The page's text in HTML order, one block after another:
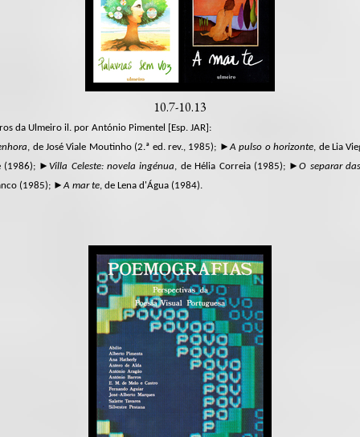
10.7-10.13
da Ulmeiro il. por António Pimentel [Esp. JAR]:
, de José Viale Moutinho (2.ª ed. rev., 1985); ►A pulso o horizonte, de Lia
(1986); ►Villa Celeste: novela ingénua, de Hélia Correia (1985); ►O separar
(1985); ►A mar te, de Lena d'Água (1984).